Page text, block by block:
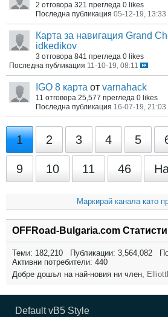
2 отговора 321 прегледа 0 likes
Последна публикация 05-12-19, 13:33
Карта за навигация Grand
idkedikov
3 отговора 841 прегледа 0 likes
Последна публикация 11-10-19, 08:11
IGO 8 карта от varnahack
11 отговора 25,577 прегледа 0 likes
Последна публикация 16-07-19, 21:03
1 2 3 4 5
9 10 11 46
Маркирай канала като
OFFRoad-Bulgaria.com
Теми: 182,210 Публикации: 3,564,082
Активни потребители: 440
Добре дошъл на най-новия ни член,
Default vB5 Style